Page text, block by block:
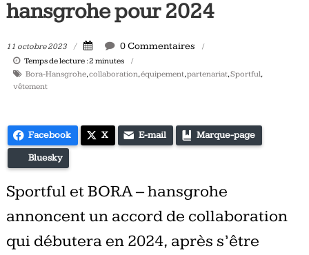
triathlon
hansgrohe pour 2024
11 octobre 2023 0 Commentaires
Temps de lecture :2 minutes
Bora-Hansgrohe,collaboration,équipement,partenariat,Sportful,
vêtement
Facebook X E-mail Marque-page
Bluesky
Sportful et BORA – hansgrohe
annoncent un accord de collaboration
qui débutera en 2024, après s’être